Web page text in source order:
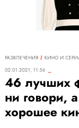
РАЗВЛЕЧЕНИЯ
КИНО И
02.01.2021, 11:56
46 лучших
ни говори,
хорошее